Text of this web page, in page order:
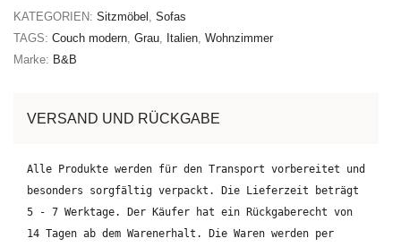
KATEGORIEN: Sitzmöbel , Sofas
TAGS: Couch modern, Grau, Italien, Wohnzimmer
Marke: B&B
VERSAND UND RÜCKGABE
Alle Produkte werden für den Transport vorbereitet und
besonders sorgfältig verpackt. Die Lieferzeit beträgt
5 - 7 Werktage. Der Käufer hat ein Rückgaberecht von
14 Tagen ab dem Warenerhalt. Die Waren werden per